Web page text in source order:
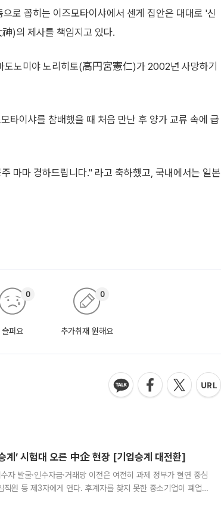
로 꼽히는 이즈모타이샤에서 센게 집안은 대대로 '신
)의 제사를 책임지고 있다.
도노미야 노리히토(高円宮憲仁)가 2002년 사망하기
타이샤를 참배했을 때 처음 만난 후 양가 교류 속에 급
마마 경하드립니다." 라고 축하했고, 국내에서는 일본
슬퍼요
0
추가취재 원해요
0
’ 시험대 오른 中企 현장 [기업승계 대전환]
발굴·인수자금·거래망 이전은 여전히 과제 정부가 혈연 중심
원 등 제3자에게 연다. 후계자를 찾지 못한 중소기업이 폐업